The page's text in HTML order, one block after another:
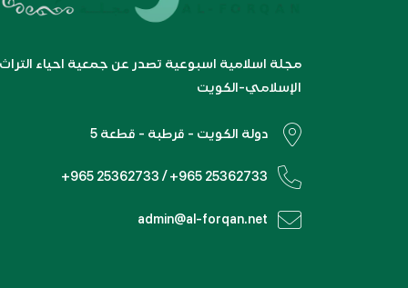
مجلة اسلامية اسبوعية تصدر عن جمعية احياء التراث
الإسلامي-الكويت
دولة الكويت - قرطبة - قطعة 5
+965 25362733 / +965 25362733
admin@al-forqan.net